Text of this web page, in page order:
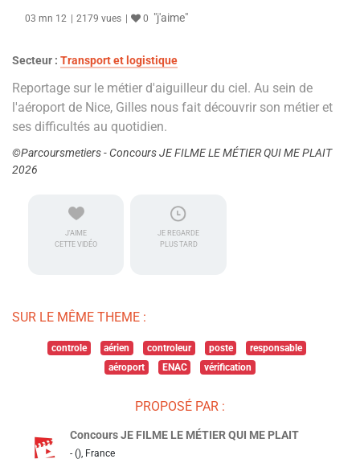
03 mn 12 2179 vues 0 "j'aime"
Secteur : Transport et logistique
Reportage sur le métier d'aiguilleur du ciel. Au sein de
l'aéroport de Nice, Gilles nous fait découvrir son métier et
ses difficultés au quotidien.
©Parcoursmetiers - Concours JE FILME LE MÉTIER QUI ME PLAIT
2026
J'AIME
CETTE VIDÉO
JE REGARDE
PLUS TARD
SUR LE MÊME THEME :
controle aérien controleur poste
responsable
aéroport
ENAC vérification
PROPOSÉ PAR :
Concours JE FILME LE MÉTIER QUI ME PLAIT
- (), France